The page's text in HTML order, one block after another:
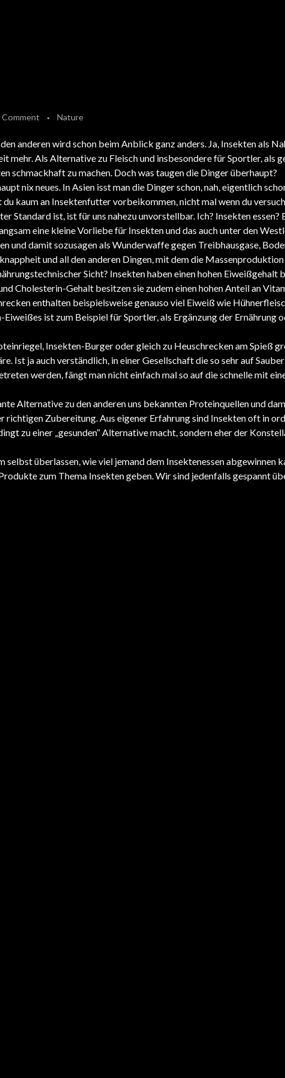
Comment Nature
anderen wird schon beim Anblick ganz anders. Ja, Insekten als
mehr. Als Alternative zu Fleisch und insbesondere für Sportler, als
schmackhaft zu machen. Doch was taugen die Dinger überhaupt?
nix neues. In Asien isst man die Dinger schon, nah, eigentlich
kaum an Insektenfutter vorbeikommen, nicht mal wenn du
Standard ist, ist für uns nahezu unvorstellbar. Ich? Insekten essen?
eine kleine Vorliebe für Insekten und das auch unter den
und damit sozusagen als Wunderwaffe gegen Treibhausgase,
und all den anderen Dingen, mit dem die
Sicht? Insekten haben einen hohen Eiweißgehalt
Cholesterin-Gehalt besitzen sie zudem einen hohen Anteil an
enthalten beispielsweise genauso viel Eiweiß wie
ist zum Beispiel für Sportler, als Ergänzung der Ernährung
Insekten-Burger oder gleich zu Heuschrecken am Spieß
Ist ja auch verständlich, in einer Gesellschaft die so sehr auf
werden, fängt man nicht einfach mal so auf die schnelle mit
Alternative zu den anderen uns bekannten Proteinquellen und
richtigen Zubereitung. Aus eigener Erfahrung sind Insekten oft in
zu einer „gesunden“ Alternative macht, sondern eher der
selbst überlassen, wie viel jemand dem Insektenessen abgewinnen
zum Thema Insekten geben. Wir sind jedenfalls gespannt